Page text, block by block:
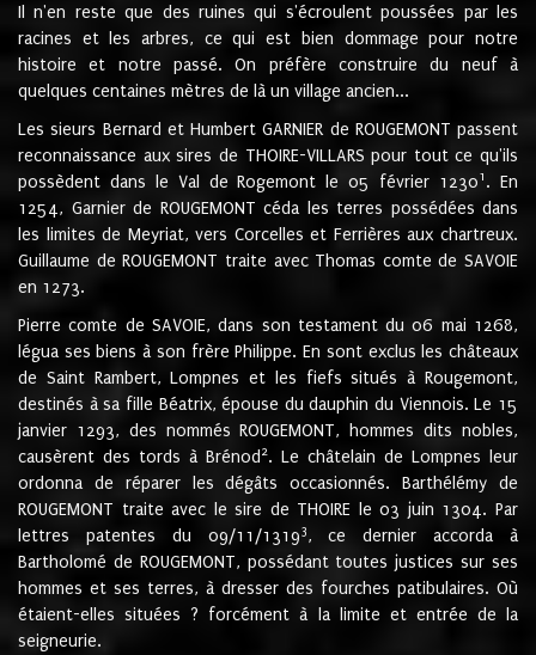
Il n'en reste que des ruines qui s'écroulent poussées par les
racines et les arbres, ce qui est bien dommage pour notre
histoire et notre passé. On préfère construire du neuf à
quelques centaines mètres de là un village ancien...
Les sieurs Bernard et Humbert GARNIER de ROUGEMONT passent
reconnaissance aux sires de THOIRE-VILLARS pour tout ce qu'ils
possèdent dans le Val de Rogemont le 05 février 12301 . En
1254, Garnier de ROUGEMONT céda les terres possédées dans
les limites de Meyriat, vers Corcelles et Ferrières aux chartreux.
Guillaume de ROUGEMONT traite avec Thomas comte de SAVOIE
en 1273.
Pierre comte de SAVOIE, dans son testament du 06 mai 1268,
légua ses biens à son frère Philippe. En sont exclus les châteaux
de Saint Rambert, Lompnes et les fiefs situés à Rougemont,
destinés à sa fille Béatrix, épouse du dauphin du Viennois. Le 15
janvier 1293, des nommés ROUGEMONT, hommes dits nobles,
causèrent des tords à Brénod 2. Le châtelain de Lompnes leur
ordonna de réparer les dégâts occasionnés. Barthélémy de
ROUGEMONT traite avec le sire de THOIRE le 03 juin 1304. Par
lettres patentes du 09/11/13193, ce dernier accorda à
Bartholomé de ROUGEMONT, possédant toutes justices sur ses
hommes et ses terres, à dresser des fourches patibulaires. Où
étaient-elles situées ? forcément à la limite et entrée de la
seigneurie.